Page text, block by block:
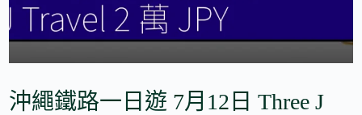
沖繩鐵路一日遊 7月12日 Three J